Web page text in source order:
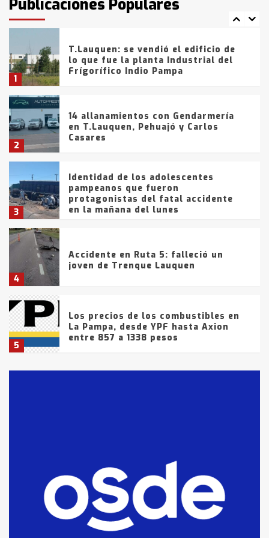
Publicaciones Populares
comercialización de drogas en la
tarde del sábado
1
T.Lauquen: se vendió el edificio de
lo que fue la planta Industrial del
Frígorífico Indio Pampa
2
14 allanamientos con Gendarmería
en T.Lauquen, Pehuajó y Carlos
Casares
3
Identidad de los adolescentes
pampeanos que fueron
protagonistas del fatal accidente
en la mañana del lunes
4
Accidente en Ruta 5: falleció un
joven de Trenque Lauquen
5
Los precios de los combustibles en
La Pampa, desde YPF hasta Axion
entre 857 a 1338 pesos
fueron detenidos por
comercialización de drogas en la
tarde del sábado
T.Lauquen: se vendió el edificio de
lo que fue la planta Industrial del